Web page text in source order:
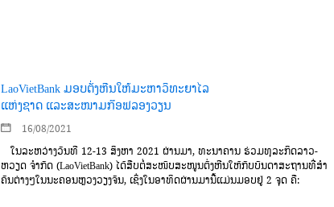
LaoVietBank ມອບຕັ່ງຫີນໃຫ້ມະຫາວິທະຍາໄລ
ແຫ່ງຊາດ ແລະສະໜາມກ໊ອຟລອງວຽນ
16/08/2021
ໃນລະຫວ່າງວັນທີ 12-13 ສິງຫາ 2021 ຜ່ານມາ, ທະນາຄານ ຮ່ວມທຸລະກິດລາວ-
ຫວຽດ ຈໍາກັດ (LaoVietBank) ໄດ້ສືບຕໍ່ສະໜັບສະໜູນຕັ່ງຫີນໃຫ້ກັບບັນດາສະຖານທີ່ສໍາ
ຄັນຕ່າງໆໃນນະຄອນຫຼວງວຽງຈັນ, ເຊິ່ງໃນອາທິດຜ່ານມານີ້ແມ່ນມອບຢູ່ 2 ຈຸດ ຄື: